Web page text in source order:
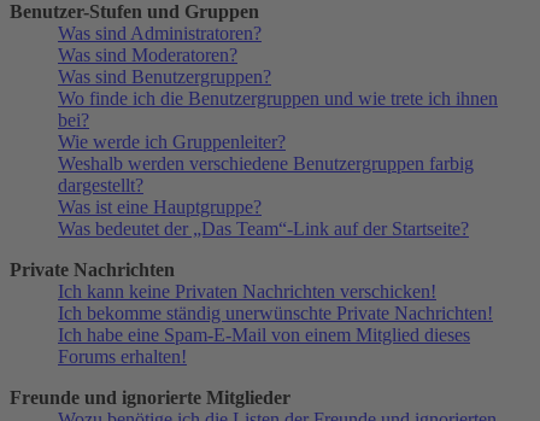
Benutzer-Stufen und Gruppen
Was sind Administratoren?
Was sind Moderatoren?
Was sind Benutzergruppen?
Wo finde ich die Benutzergruppen und wie trete ich ihnen
bei?
Wie werde ich Gruppenleiter?
Weshalb werden verschiedene Benutzergruppen farbig
dargestellt?
Was ist eine Hauptgruppe?
Was bedeutet der „Das Team“-Link auf der Startseite?
Private Nachrichten
Ich kann keine Privaten Nachrichten verschicken!
Ich bekomme ständig unerwünschte Private Nachrichten!
Ich habe eine Spam-E-Mail von einem Mitglied dieses
Forums erhalten!
Freunde und ignorierte Mitglieder